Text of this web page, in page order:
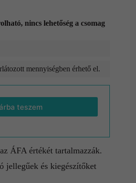
nincs lehetőség a csomag
mennyiségben érhető el.
teszem
ÁFA értékét tartalmazzák.
jellegűek és kiegészítőket